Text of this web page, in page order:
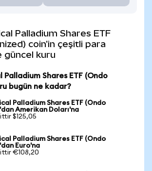
Palladium Shares ETF
coin'in çeşitli para
güncel kuru
Palladium Shares ETF (Ondo
bugün ne kadar?
Palladium Shares ETF (Ondo
Amerikan Doları'na
$125,05
Palladium Shares ETF (Ondo
Euro'na
€108,20